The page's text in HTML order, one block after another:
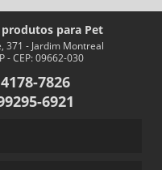
produtos para Pet
371 - Jardim Montreal
- CEP: 09662-030
4178-7826
6921